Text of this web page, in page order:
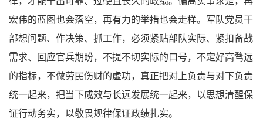
宏伟的蓝图也会落空，再有力的举措也会走样。军队党员干
部想问题、作决策、抓工作，必须紧贴部队实际、紧扣备战
需求、回应官兵期盼，不提不切实际的口号，不定好高骛远
的指标，不做劳民伤财的虚功，真正把对上负责与对下负责
统一起来，把当下成效与长远发展统一起来，以思想清醒保
证行动务实，以敬畏规律保证政绩扎实。